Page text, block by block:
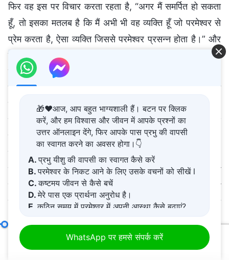
🎁❤️आज, आप बहुत भाग्यशाली हैं। बटन पर क्लिक
करें, और हम विश्वास और जीवन में आपके प्रश्नों का
उत्तर ऑनलाइन देंगे, फिर आपके पास प्रभु की वापसी
का स्वागत करने का अवसर होगा।👇
A.प्रभु यीशु की वापसी का स्वागत कैसे करें
B.परमेश्वर के निकट आने के लिए उसके वचनों को सीखें l
C.कष्टमय जीवन से कैसे बचें
D.मेरे पास एक प्रार्थना अनुरोध है।
E.कठिन समय में परमेश्वर में अपनी आस्था कैसे बढ़ाएं?
WhatsApp पर हमसे संपर्क करें